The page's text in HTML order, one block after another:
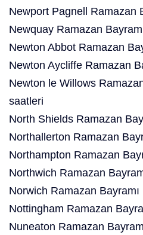
Newport Pagnell Ramazan
Newquay Ramazan
Newton Abbot Ramazan
Newton Aycliffe Ramazan
Newton le Willows
saatleri
North Shields Ramazan
Northallerton Ramazan
Northampton Ramazan
Northwich Ramazan
Norwich Ramazan
Nottingham Ramazan
Nuneaton Ramazan